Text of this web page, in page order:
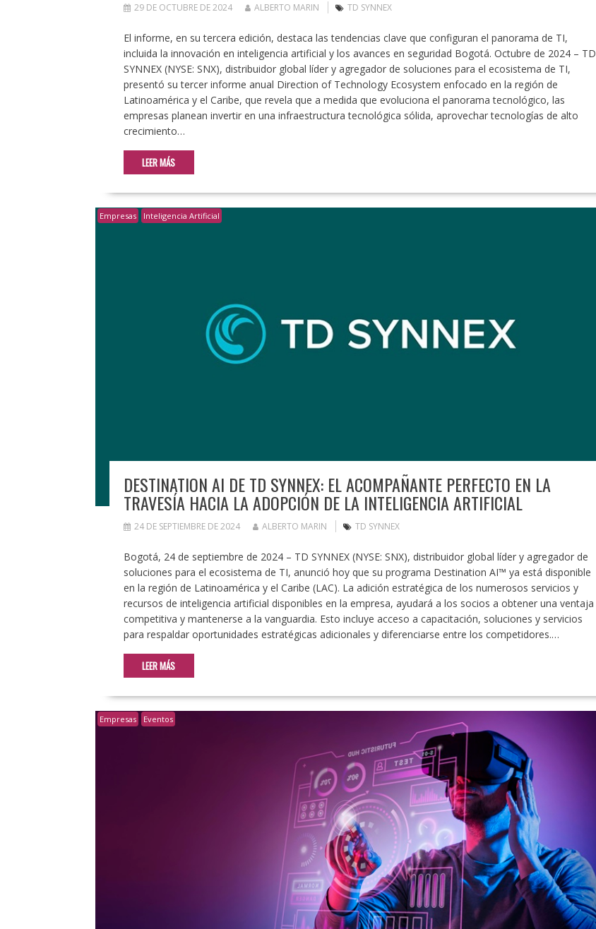
29 DE OCTUBRE DE 2024 ALBERTO MARIN TD SYNNEX
El informe, en su tercera edición, destaca las tendencias clave que configuran el panorama de TI,
incluida la innovación en inteligencia artificial y los avances en seguridad Bogotá. Octubre de 2024 – TD
SYNNEX (NYSE: SNX), distribuidor global líder y agregador de soluciones para el ecosistema de TI,
presentó su tercer informe anual Direction of Technology Ecosystem enfocado en la región de
Latinoamérica y el Caribe, que revela que a medida que evoluciona el panorama tecnológico, las
empresas planean invertir en una infraestructura tecnológica sólida, aprovechar tecnologías de alto
crecimiento…
LEER MÁS
Empresas Inteligencia Artificial
DESTINATION AI DE TD SYNNEX: EL ACOMPAÑANTE PERFECTO EN LA
TRAVESÍA HACIA LA ADOPCIÓN DE LA INTELIGENCIA ARTIFICIAL
24 DE SEPTIEMBRE DE 2024 ALBERTO MARIN TD SYNNEX
Bogotá, 24 de septiembre de 2024 – TD SYNNEX (NYSE: SNX), distribuidor global líder y agregador de
soluciones para el ecosistema de TI, anunció hoy que su programa Destination AI™ ya está disponible
en la región de Latinoamérica y el Caribe (LAC). La adición estratégica de los numerosos servicios y
recursos de inteligencia artificial disponibles en la empresa, ayudará a los socios a obtener una ventaja
competitiva y mantenerse a la vanguardia. Esto incluye acceso a capacitación, soluciones y servicios
para respaldar oportunidades estratégicas adicionales y diferenciarse entre los competidores.…
LEER MÁS
Empresas Eventos